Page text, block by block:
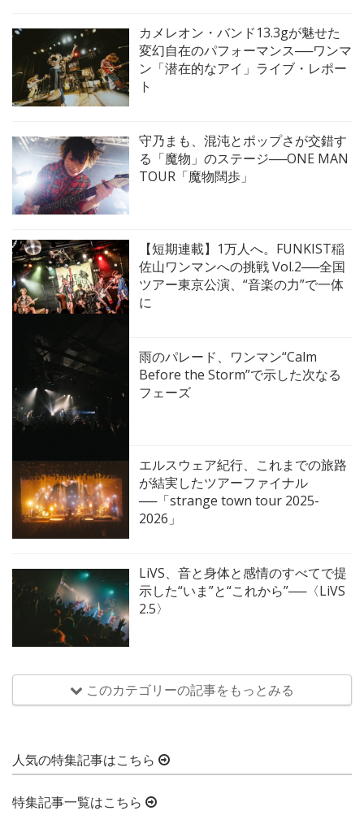
カメレオン・バンド13.3gが魅せた
変幻自在のパフォーマンス──ワンマ
ン「潜在的なアイ」ライブ・レポー
ト
守乃まも、混沌とポップさが交錯す
る「魔物」のステージ──ONE MAN
TOUR「魔物闊歩」
【短期連載】1万人へ。FUNKIST稲
佐山ワンマンへの挑戦 Vol.2──全国
ツアー東京公演、“音楽の力”で一体
に
雨のパレード、ワンマン“Calm
Before the Storm”で示した次なる
フェーズ
エルスウェア紀行、これまでの旅路
が結実したツアーファイナル
──「strange town tour 2025-
2026」
LiVS、音と身体と感情のすべてで提
示した“いま”と“これから”──〈LiVS
2.5〉
このカテゴリーの記事をもっとみる
人気の特集記事はこちら
特集記事一覧はこちら